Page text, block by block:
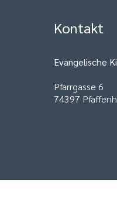
Kontakt
Evangelische
Pfarrgasse 6
74397